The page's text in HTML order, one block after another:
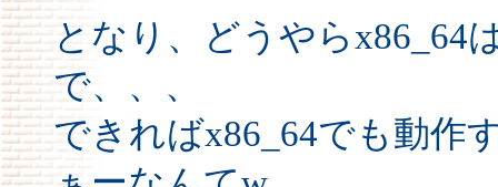
となり、どうやらx86_64
で、、、
できればx86_64でも動作